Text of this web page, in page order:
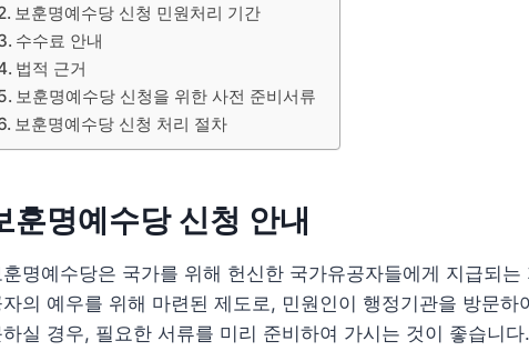
보훈명예수당 신청 민원처리 기간
수수료 안내
법적 근거
보훈명예수당 신청을 위한 사전 준비서류
보훈명예수당 신청 처리 절차
훈명예수당 신청 안내
훈명예수당은 국가를 위해 헌신한 국가유공자들에게 지급되
자의 예우를 위해 마련된 제도로, 민원인이 행정기관을 방문
하실 경우, 필요한 서류를 미리 준비하여 가시는 것이 좋습니다.